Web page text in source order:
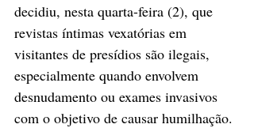
decidiu, nesta quarta-feira (2), que
revistas íntimas vexatórias em
visitantes de presídios são ilegais,
especialmente quando envolvem
desnudamento ou exames invasivos
com o objetivo de causar humilhação.